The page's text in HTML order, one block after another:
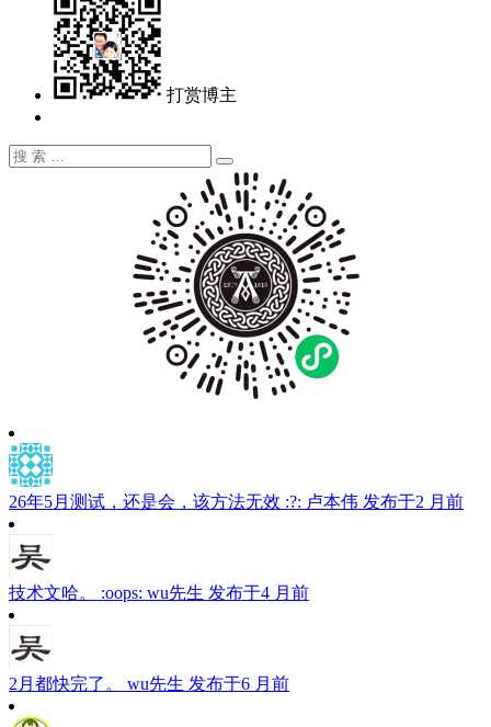
打赏博主
搜
搜
索
26年5月测试，还是会，该方法无效 :?: 卢本伟 发布于2 月前
技术文哈。 :oops: wu先生 发布于4 月前
2月都快完了。 wu先生 发布于6 月前